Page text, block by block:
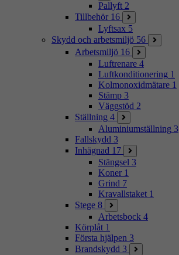
Pallyft 2
Tillbehör 16
Lyftsax 5
Skydd och arbetsmiljö 56
Arbetsmiljö 16
Luftrenare 4
Luftkonditionering 1
Kolmonoxidmätare 1
Stämp 3
Väggstöd 2
Ställning 4
Aluminiumställning 3
Fallskydd 3
Inhägnad 17
Stängsel 3
Koner 1
Grind 7
Kravallstaket 1
Stege 8
Arbetsbock 4
Körplåt 1
Första hjälpen 3
Brandskydd 3